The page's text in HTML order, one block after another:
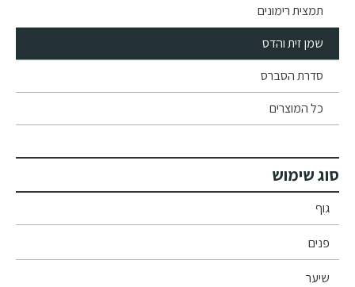
תמצית רימונים
שמן זית והדס
סדרת הסברס
כל המוצרים
סוג שימוש
גוף
פנים
שיער